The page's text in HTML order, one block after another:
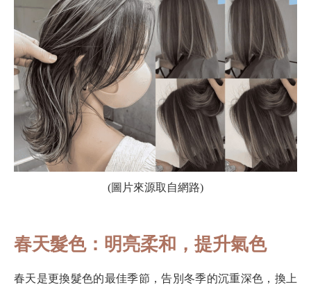
(圖片來源取自網路)
春天髮色：明亮柔和，提升氣色
春天是更換髮色的最佳季節，告別冬季的沉重深色，換上